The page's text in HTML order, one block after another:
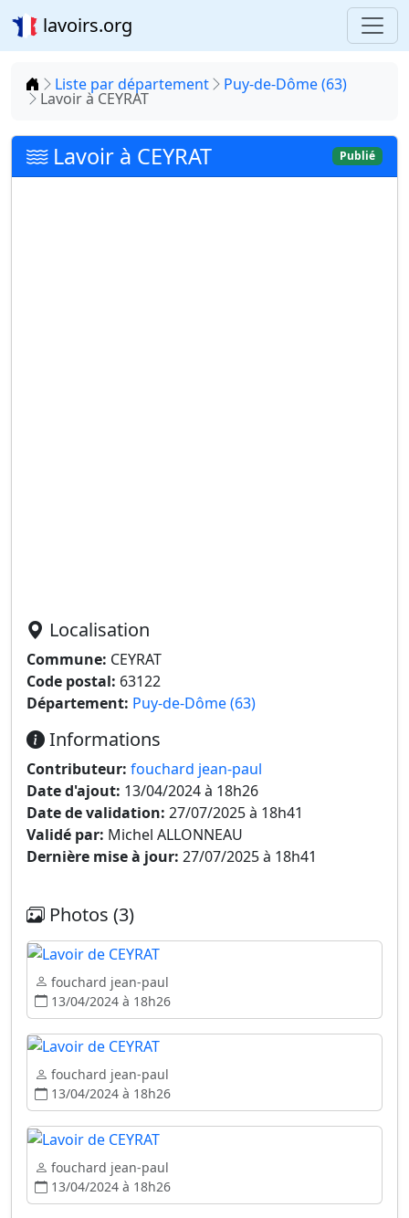
lavoirs.org
Accueil
Liste par département Puy-de-Dôme (63)
Lavoir à CEYRAT
Lavoir à CEYRAT Publié
Localisation
Commune: CEYRAT
Code postal: 63122
Département: Puy-de-Dôme (63)
Informations
Contributeur: fouchard jean-paul
Date d'ajout: 13/04/2024 à 18h26
Date de validation: 27/07/2025 à 18h41
Validé par: Michel ALLONNEAU
Dernière mise à jour: 27/07/2025 à 18h41
Photos (3)
fouchard jean-paul
13/04/2024 à 18h26
fouchard jean-paul
13/04/2024 à 18h26
fouchard jean-paul
13/04/2024 à 18h26